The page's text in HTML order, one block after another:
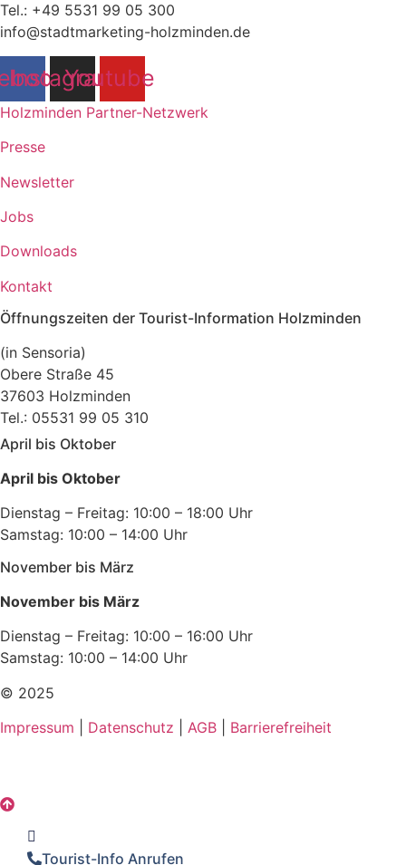
Tel.: +49 5531 99 05 300
info@stadtmarketing-holzminden.de
Instagram
Youtube
Holzminden Partner-Netzwerk
Presse
Newsletter
Jobs
Downloads
Kontakt
Öffnungszeiten der Tourist-Information Holzminden
(in Sensoria)
Obere Straße 45
37603 Holzminden
Tel.: 05531 99 05 310
April bis Oktober
April bis Oktober
Dienstag – Freitag: 10:00 – 18:00 Uhr
Samstag: 10:00 – 14:00 Uhr
November bis März
November bis März
Dienstag – Freitag: 10:00 – 16:00 Uhr
Samstag: 10:00 – 14:00 Uhr
© 2025
Impressum
Datenschutz AGB Barrierefreiheit
Tourist-Info Anrufen